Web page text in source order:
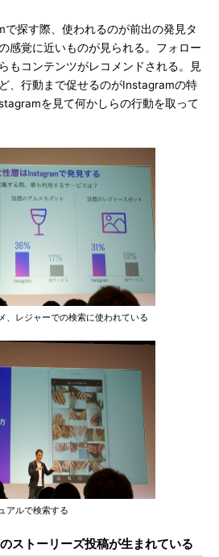
探す際、使われるのが前出の発見タ
感覚に近いものが見られる。フォロー
もコンテンツがレコメンドされる。見
、行動まで促せるのがInstagramの特
を見て何かしらの行動を取って
、レジャーでの検索に使われている
アルで検索する
ストーリーズ投稿が生まれている